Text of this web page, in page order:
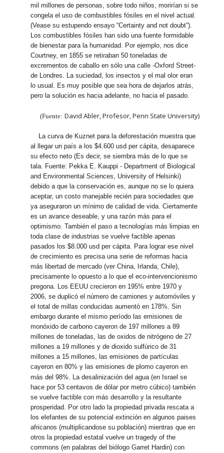
mil millones de personas, sobre todo niños, morirían si se
congela el uso de combustibles fósiles en el nivel actual.
(Vease su estupendo ensayo “Certainty and not doubt”).
Los combustibles fósiles han sido una fuente formidable
de bienestar para la humanidad. Por ejemplo, nos dice
Courtney, en 1855 se retiraban 50 toneladas de
excrementos de caballo en sólo una calle -Oxford Street-
de Londres. La suciedad, los insectos y el mal olor eran
lo usual. Es muy posible que sea hora de dejarlos atrás,
pero la solución es hacia adelante, no hacia el pasado.
(Fuente: David Abler, Profesor, Penn State University)
La curva de Kuznet para la deforestación muestra que
al llegar un país a los $4.600 usd per cápita, desaparece
su efecto neto (Es decir, se siembra más de lo que se
tala. Fuente: Pekka E. Kauppi - Department of Biological
and Environmental Sciences, University of Helsinki)
debido a que la conservación es, aunque no se lo quiera
aceptar, un costo manejable recién para sociedades que
ya aseguraron un mínimo de calidad de vida. Ciertamente
es un avance deseable, y una razón más para el
optimismo. También el paso a tecnologías más limpias en
toda clase de industrias se vuelve factible apenas
pasados los $8.000 usd per cápita. Para lograr ese nivel
de crecimiento es precisa una serie de reformas hacia
más libertad de mercado (ver China, Irlanda, Chile),
precisamente lo opuesto a lo que el eco-intervencionismo
pregona. Los EEUU crecieron en 195% entre 1970 y
2006, se duplicó el número de camiones y automóviles y
el total de millas conducidas aumentó en 178%. Sin
embargo durante el mismo período las emisiones de
monóxido de carbono cayeron de 197 millones a 89
millones de toneladas, las de oxidos de nitrógeno de 27
millones a 19 millones y de dioxido sulfúrico de 31
millones a 15 millones, las emisiones de partículas
cayeron en 80% y las emisiones de plomo cayeron en
más del 98%. La desalinización del agua (en Israel se
hace por 53 centavos de dólar por metro cúbico) también
se vuelve factible con más desarrollo y la resultante
prosperidad. Por otro lado la propiedad privada rescata a
los elefantes de su potencial extinción en algunos paises
africanos (multiplicandose su población) mientras que en
otros la propiedad estatal vuelve un tragedy of the
commons (en palabras del biólogo Garret Hardin) con